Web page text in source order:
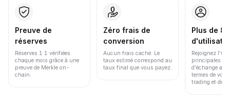
Preuve de
réserves
Réserves 1:1 vérifiées
chaque mois grâce à une
preuve de Merkle on-
chain.
Zéro frais de
conversion
Aucun frais caché. Le
taux estimé correspond au
taux final que vous payez.
Plus de
Rejoignez
principales
d'échange au
termes de
trading et de